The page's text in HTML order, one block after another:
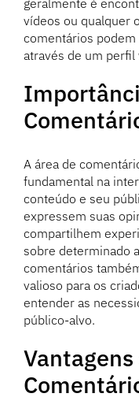
vídeos ou qualquer
comentários
através de um perfil
A área de
fundamental na
conteúdo e seu
expressem suas
compartilhem
sobre determinado
comentários
valioso para os
entender as
público-alvo.